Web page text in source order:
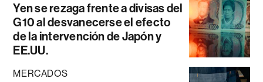
Yen se rezaga frente a divisas del
G10 al desvanecerse el efecto
de la intervención de Japón y
EE.UU.
MERCADOS